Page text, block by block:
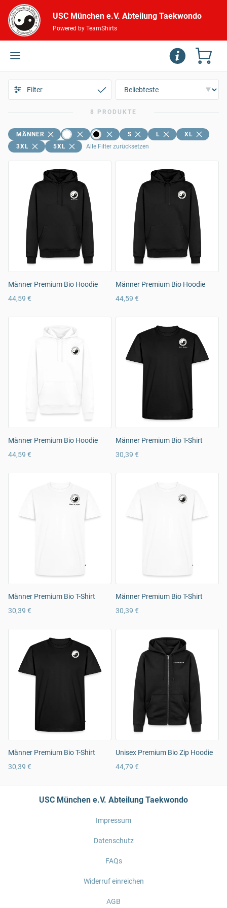
USC München e.V. Abteilung Taekwondo
Powered by TeamShirts
Filter
8 PRODUKTE
MÄNNER S L
XL
3XL
5XL Alle Filter zurücksetzen
Männer Premium Bio Hoodie
44,59 €
Männer Premium Bio Hoodie
44,59 €
Männer Premium Bio Hoodie
44,59 €
Männer Premium Bio T-Shirt
30,39 €
Männer Premium Bio T-Shirt
30,39 €
Männer Premium Bio T-Shirt
30,39 €
Männer Premium Bio T-Shirt
30,39 €
Unisex Premium Bio Zip Hoodie
44,79 €
USC München e.V. Abteilung Taekwondo
Impressum
Datenschutz
FAQs
Widerruf einreichen
AGB